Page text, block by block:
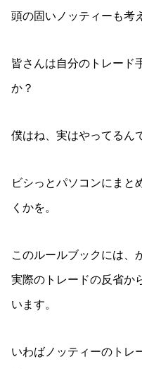
頭の固いノッティーも考
皆さんは自分のトレード
か？
僕はね、実はやってるん
ビシっとパソコンにまと
くかを。
このルールブックには、
実際のトレードの反省か
います。
いわばノッティーのトレ